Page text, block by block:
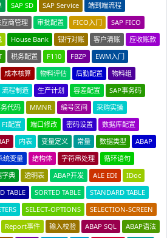
SAP SD SAP Service
端到端流程
商管理 审批配置 FICO入门
SAP FICO
House Bank 银行对账 客户清账
应收账款
税务配置 F110 FBZP
EWM入门
成本核算 物料评估 后勤配置
物料组
流程制造 生产计划 容差配置
SAP事务码
代码 MMNR 编号区间
采购实操
FI配置 端口修改 密码设置
数据库配置
内表 变量定义 常量 数据类型
ABAP
统变量 结构体 字符串处理
循环语句
字典 透明表 ABAP开发 ALE EDI
IDoc
TABLE SORTED TABLE
STANDARD TABLE
SELECT-OPTIONS
SELECTION-SCREEN
Report事件 输入校验 ABAP SQL
ABAP语法